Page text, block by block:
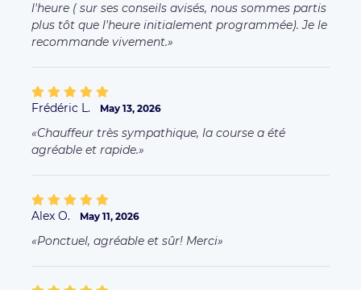
l'heure ( sur ses conseils avisés, nous sommes partis
plus tôt que l'heure initialement programmée). Je le
recommande vivement.
Frédéric L. May 13, 2026
Chauffeur très sympathique, la course a été
agréable et rapide.
Alex O. May 11, 2026
Ponctuel, agréable et sûr! Merci